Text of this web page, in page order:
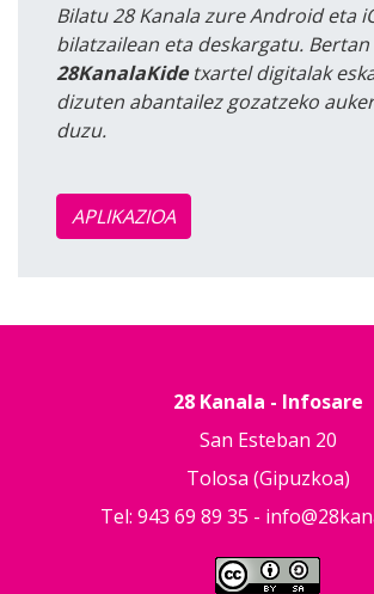
Bilatu 28 Kanala zure Android eta
bilatzailean eta deskargatu. Bertan
28KanalaKidetxartel digitalak
dizuten abantailez gozatzeko
duzu.
APLIKAZIOA
28 Kanala - Infosare
San Esteban 20
Tolosa (Gipuzkoa)
Tel: 943 69 89 35 -